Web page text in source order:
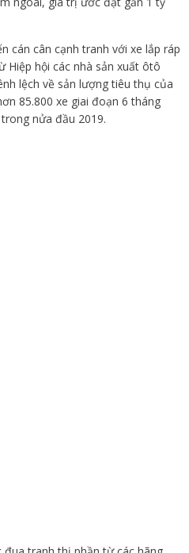
cán cân cạnh tranh với xe lắp ráp
Hiệp hội các nhà sản xuất ôtô
lệch về sản lượng tiêu thụ của
85.800 xe giai đoạn 6 tháng
nửa đầu 2019.